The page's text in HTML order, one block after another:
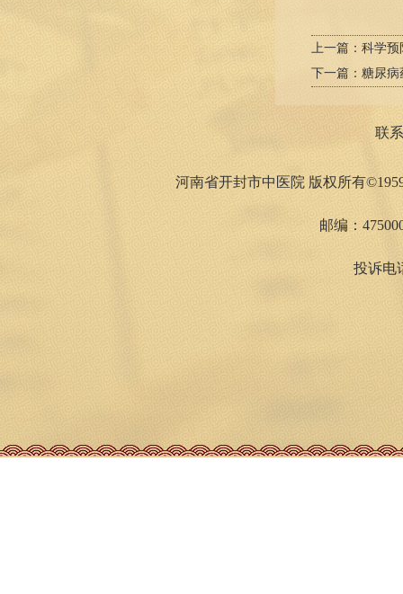
上一篇： 科学预
下一篇： 糖尿病
联
河南省开封市中医院 版权所有
邮编：
投诉电